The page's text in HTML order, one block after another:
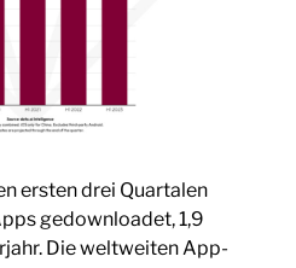
ersten drei Quartalen
gedownloadet, 1,9
Die weltweiten App-